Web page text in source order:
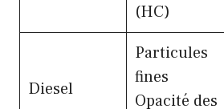
(HC)
Diesel
Particules
fines
Opacité des